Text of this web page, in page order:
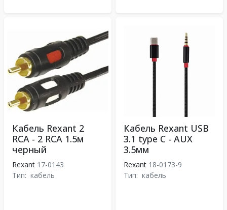
Кабель Rexant 2
RCA - 2 RCA 1.5м
черный
Rexant 17-0143
Тип: кабель
Кабель Rexant USB
3.1 type C - AUX
3.5мм
Rexant 18-0173-9
Тип: кабель